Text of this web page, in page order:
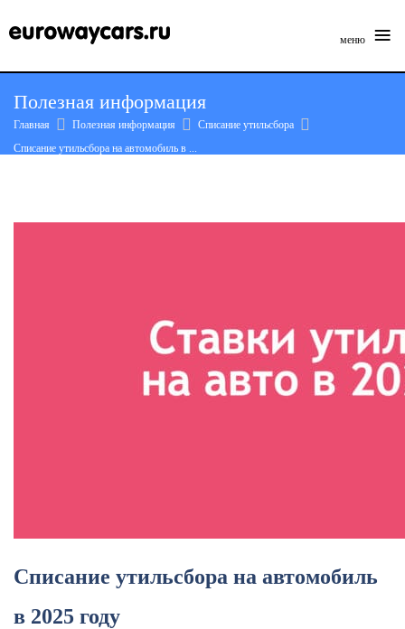
меню ≡
content
Полезная информация
Главная Полезная информация
Списание утильсбора
Списание утильсбора на автомобиль в ...
Списание утильсбора на автомобиль
в 2025 году